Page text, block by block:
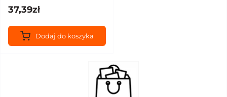
37,39zł
Dodaj do koszyka